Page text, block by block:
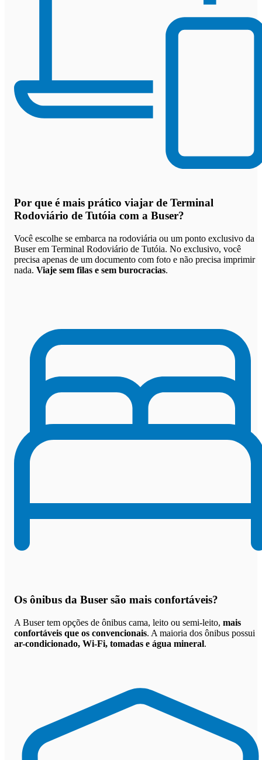
Por que é mais prático viajar de Terminal
Rodoviário de Tutóia com a Buser?
Você escolhe se embarca na rodoviária ou um ponto exclusivo da
Buser em Terminal Rodoviário de Tutóia. No exclusivo, você
precisa apenas de um documento com foto e não precisa imprimir
nada. Viaje sem filas e sem burocracias.
Os ônibus da Buser são mais confortáveis?
A Buser tem opções de ônibus cama, leito ou semi-leito, mais
confortáveis que os convencionais. A maioria dos ônibus possui
ar-condicionado, Wi-Fi, tomadas e água mineral.